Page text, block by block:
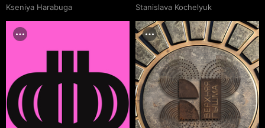
Kseniya Harabuga Stanislava Kochelyuk